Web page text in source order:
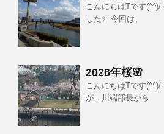
こんにちはTです
した✨ 今回は、
2026年桜🌸
こんにちはTです
が…川端部長から